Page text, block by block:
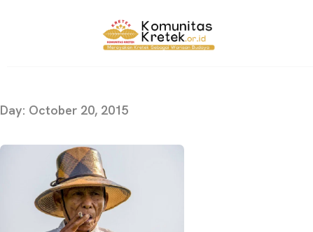
Day: October 20, 2015